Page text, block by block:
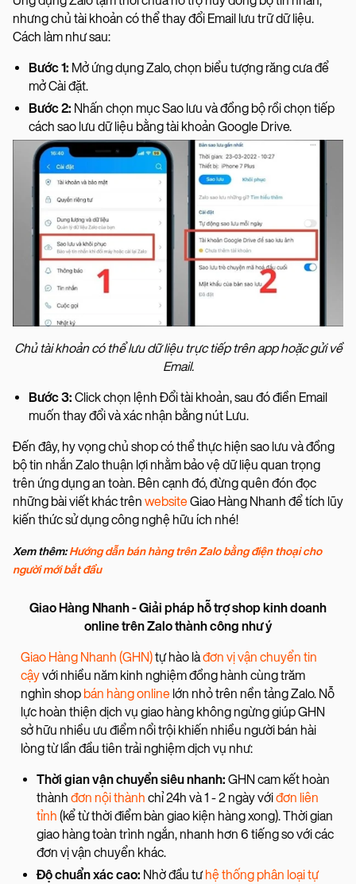
nhưng chủ tài khoản có thể thay đổi Email lưu trữ dữ liệu.
Cách làm như sau:
Bước 1: Mở ứng dụng Zalo, chọn biểu tượng răng cưa để
mở Cài đặt.
Bước 2: Nhấn chọn mục Sao lưu và đồng bộ rồi chọn tiếp
cách sao lưu dữ liệu bằng tài khoản Google Drive.
Chủ tài khoản có thể lưu dữ liệu trực tiếp trên app hoặc gửi về
Email.
Bước 3: Click chọn lệnh Đổi tài khoản, sau đó điền Email
muốn thay đổi và xác nhận bằng nút Lưu.
Đến đây, hy vọng chủ shop có thể thực hiện sao lưu và đồng
bộ tin nhắn Zalo thuận lợi nhằm bảo vệ dữ liệu quan trọng
trên ứng dụng an toàn. Bên cạnh đó, đừng quên đón đọc
những bài viết khác trên websiteGiao Hàng Nhanh để tích lũy
kiến thức sử dụng công nghệ hữu ích nhé!
Xem thêm:Hướng dẫn bán hàng trên Zalo bằng điện thoại cho
người mới bắt đầu
Giao Hàng Nhanh - Giải pháp hỗ trợ shop kinh doanh
online trên Zalo thành công như ý
Giao Hàng Nhanh (GHN)tự hào làđơn vị vận chuyển tin
cậyvới nhiều năm kinh nghiệm đồng hành cùng trăm
nghìn shop bán hàng online lớn nhỏ trên nền tảng Zalo. Nỗ
lực hoàn thiện dịch vụ giao hàng không ngừng giúp GHN
sở hữu nhiều ưu điểm nổi trội khiến nhiều người bán hài
lòng từ lần đầu tiên trải nghiệm dịch vụ như:
Thời gian vận chuyển siêu nhanh: GHN cam kết hoàn
thành đơn nội thành chỉ 24h và 1 - 2 ngày vớiđơn liên
tỉnh (kể từ thời điểm bàn giao kiện hàng xong). Thời gian
giao hàng toàn trình ngắn, nhanh hơn 6 tiếng so với các
đơn vị vận chuyển khác.
Độ chuẩn xác cao: Nhờ đầu tưhệ thống phân loại tự